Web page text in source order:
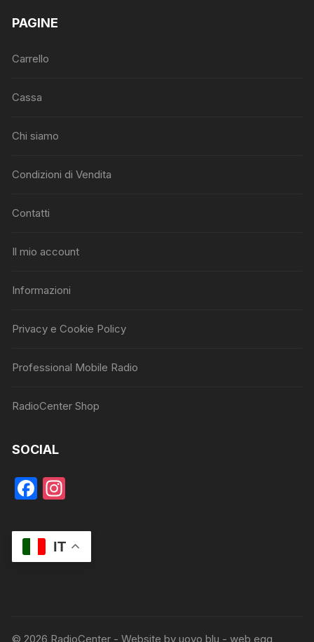
PAGINE
Carrello
Cassa
Chi siamo
Condizioni di Vendita
Contatti
Il mio account
Informazioni
Privacy e Cookie Policy
Professional Mobile Radio
RadioCenter Shop
SOCIAL
F
c
e
a
gr
IT
© 2026 RadioCenter - Website by uovo blu - web egg